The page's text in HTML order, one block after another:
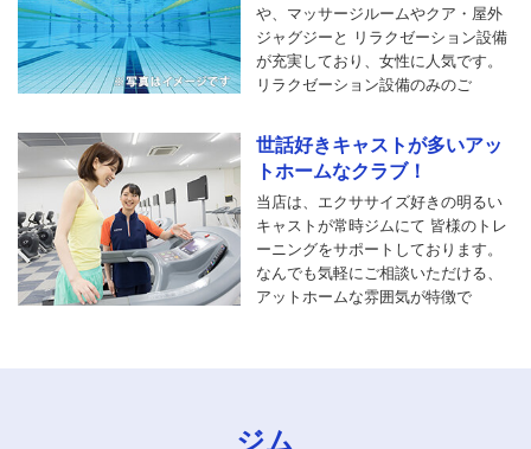
や、マッサージルームやクア・屋外
ジャグジーと リラクゼーション設備
が充実しており、女性に人気です。
リラクゼーション設備のみのご
世話好きキャストが多いアッ
トホームなクラブ！
当店は、エクササイズ好きの明るい
キャストが常時ジムにて 皆様のトレ
ーニングをサポートしております。
なんでも気軽にご相談いただける、
アットホームな雰囲気が特徴で
ジム